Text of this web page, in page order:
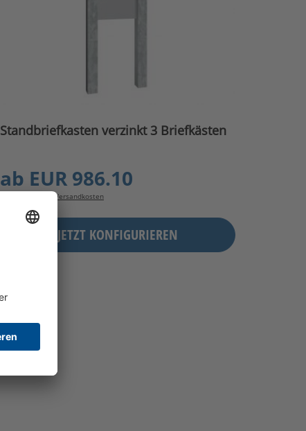
Standbriefkasten verzinkt 3 Briefkästen
ab EUR 986.10
Versandkosten
JETZT KONFIGURIEREN